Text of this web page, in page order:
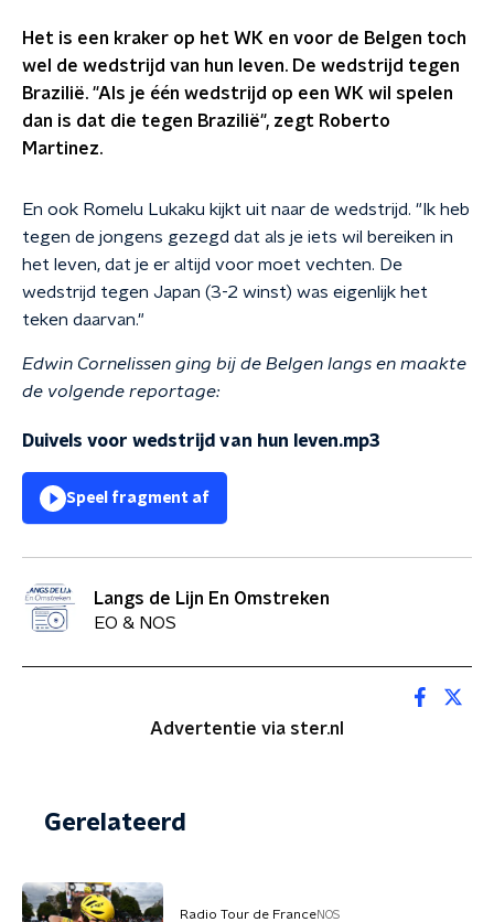
Het is een kraker op het WK en voor de Belgen toch
wel de wedstrijd van hun leven. De wedstrijd tegen
Brazilië. "Als je één wedstrijd op een WK wil spelen
dan is dat die tegen Brazilië", zegt Roberto
Martinez.
En ook Romelu Lukaku kijkt uit naar de wedstrijd. "Ik heb
tegen de jongens gezegd dat als je iets wil bereiken in
het leven, dat je er altijd voor moet vechten. De
wedstrijd tegen Japan (3-2 winst) was eigenlijk het
teken daarvan."
Edwin Cornelissen ging bij de Belgen langs en maakte
de volgende reportage:
Duivels voor wedstrijd van hun leven.mp3
Speel fragment af
Langs de Lijn En Omstreken
EO & NOS
Advertentie via ster.nl
Gerelateerd
Radio Tour de FranceNOS